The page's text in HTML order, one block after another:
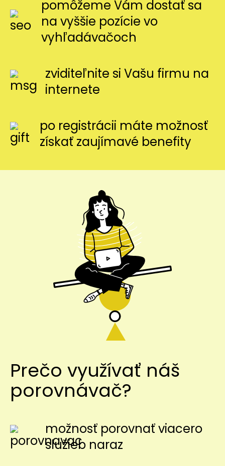
pomôžeme Vám dostať sa
na vyššie pozície vo
vyhľadávačoch
zviditeľnite si Vašu firmu na
internete
po registrácii máte možnosť
získať zaujímavé benefity
Prečo využívať náš
porovnávač?
možnosť porovnať viacero
služieb naraz